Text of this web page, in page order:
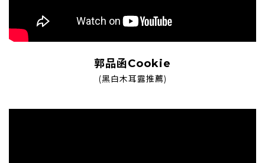
郭品函Cookie
(黑白木耳露推薦)